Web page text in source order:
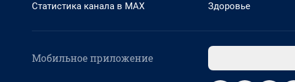
Статистика канала в MAX
Здоровье
Мобильное приложение